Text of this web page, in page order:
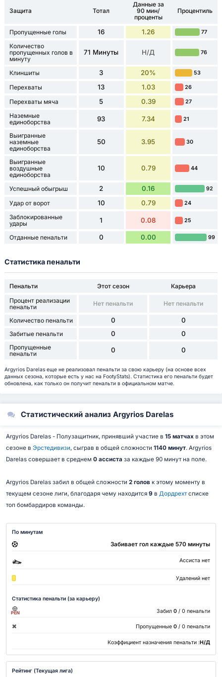
Защита Тотал
Данные за
90 мин/
проценты
Процентиль
Пропущенные голы 16 1.26 77
Количество
пропущенных голов в
минуту
71 Минуты Н/Д 76
Клиншиты 3 20% 53
Перехваты 13 1.03 26
Перехваты мяча 5 0.39 27
Наземные
единоборства
93 7.34 21
Выигранные
наземные
единоборства
50 3.95 30
Выигранные
воздушные
единоборства
10 0.79 44
Успешный обыгрыш 2 0.16 92
Удар от ворот 10 0.79 24
Заблокированные
удары
1 0.08 25
Отданные пенальти 0 0.00 99
Статистика пенальти
Пенальти Этот сезон
Карьера
Процент реализации
пенальти
Нет пенальти Нет пенальти
Количество пенальти 0 0
Забитые пенальти 0 0
Пропущенные
пенальти
0 0
Argyrios Darelas еще не реализовал пенальти за свою карьеру (на основе всех
данных сезона, которые есть у нас на FootyStats). Статистика его пенальти будет
обновлена, как только он получит пенальти в официальном матче.
Статистический анализ Argyrios Darelas
Argyrios Darelas - Полузащитник, принявший участие в 15 матчахв этом
сезоне в Эрстедивизи, сыграв в общей сложности 1140 минут. Argyrios
Darelas совершает в среднем 0 ассиста за каждые 90 минут на поле.
Argyrios Darelas забил в общей сложности 2 головк этому моменту в
текущем сезоне лиги, благодаря чему находится 9 в Дордрехтсписке
топ бомбардиров команды.
По минутам
Забивает гол каждые 570 минуты
Ассиста нет
Удалений нет
Статистика пенальти (за карьеру)
PEN Забил 0 / 0 пенальти
Пропущенные 0 / 0 пенальти
Коэффициент назначения пенальти :Н/Д
Рейтинг (Текущая лига)